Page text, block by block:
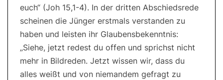
euch“ (Joh 15,1-4). In der dritten Abschiedsrede
scheinen die Jünger erstmals verstanden zu
haben und leisten ihr Glaubensbekenntnis:
„Siehe, jetzt redest du offen und sprichst nicht
mehr in Bildreden. Jetzt wissen wir, dass du
alles weißt und von niemandem gefragt zu